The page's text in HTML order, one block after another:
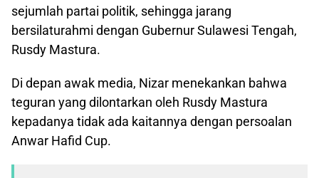
sejumlah partai politik, sehingga jarang
bersilaturahmi dengan Gubernur Sulawesi Tengah,
Rusdy Mastura.
Di depan awak media, Nizar menekankan bahwa
teguran yang dilontarkan oleh Rusdy Mastura
kepadanya tidak ada kaitannya dengan persoalan
Anwar Hafid Cup.